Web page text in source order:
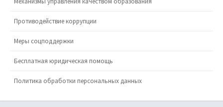
Противодействие коррупции
Меры соцподдержки
Бесплатная юридическая помощь
Политика обработки персональных данных